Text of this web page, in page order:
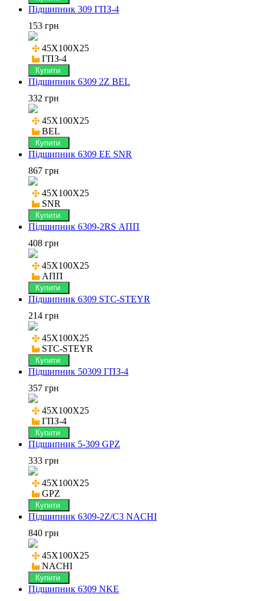
Підшипник 309 ГПЗ-4
153 грн
45X100X25
ГПЗ-4
Купити
Підшипник 6309 2Z BEL
332 грн
45X100X25
BEL
Купити
Підшипник 6309 EE SNR
867 грн
45X100X25
SNR
Купити
Підшипник 6309-2RS АПП
408 грн
45X100X25
АПП
Купити
Підшипник 6309 STC-STEYR
214 грн
45X100X25
STC-STEYR
Купити
Підшипник 50309 ГПЗ-4
357 грн
45X100X25
ГПЗ-4
Купити
Підшипник 5-309 GPZ
333 грн
45X100X25
GPZ
Купити
Підшипник 6309-2Z/C3 NACHI
840 грн
45X100X25
NACHI
Купити
Підшипник 6309 NKE